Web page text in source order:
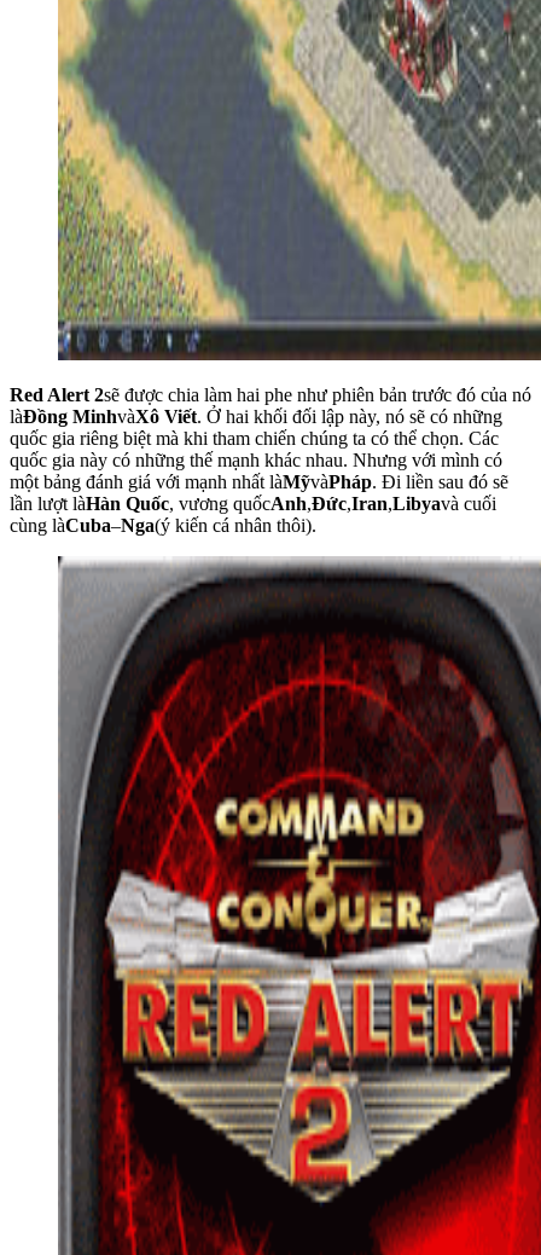
Red Alert 2sẽ được chia làm hai phe như phiên bản trước đó của nó
làĐồng MinhvàXô Viết. Ở hai khối đối lập này, nó sẽ có những
quốc gia riêng biệt mà khi tham chiến chúng ta có thể chọn. Các
quốc gia này có những thế mạnh khác nhau. Nhưng với mình có
một bảng đánh giá với mạnh nhất làMỹvàPháp. Đi liền sau đó sẽ
lần lượt làHàn Quốc, vương quốcAnh,Đức,Iran,Libyavà cuối
cùng làCuba–Nga(ý kiến cá nhân thôi).